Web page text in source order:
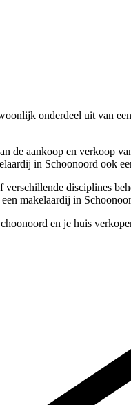
onderdeel uit van
de aankoop en verkoop
in Schoonoord ook
disciplines
makelaardij in
en je huis